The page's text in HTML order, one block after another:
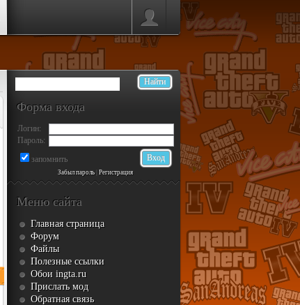
Форма входа
Логин:
Пароль:
запомнить
Забыл пароль| Регистрация
Меню сайта
Главная страница
Форум
Файлы
Полезные ссылки
Обои ingta.ru
Прислать мод
Обратная связь